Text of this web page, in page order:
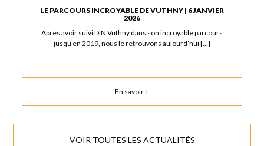
LE PARCOURS INCROYABLE DE VUTHNY | 6 JANVIER
2026
Après avoir suivi DIN Vuthny dans son incroyable parcours
jusqu’en 2019, nous le retrouvons aujourd’hui […]
En savoir +
VOIR TOUTES LES ACTUALITÉS